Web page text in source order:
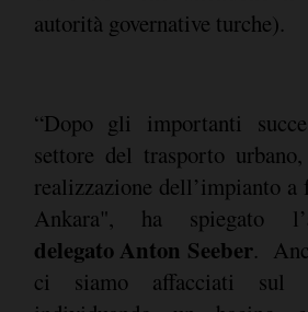
autorità governative turche).
“Dopo gli importanti
settore del trasporto
realizzazione dell’impianto a
Ankara", ha spiegato l’
delegato Anton Seeber.
ci siamo affacciati sul